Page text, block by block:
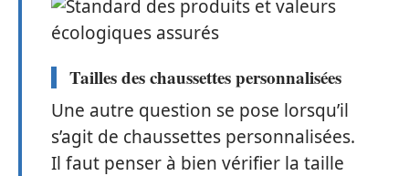
Tailles des chaussettes personnalisées
Une autre question se pose lorsqu’il
s’agit de chaussettes personnalisées.
Il faut penser à bien vérifier la taille